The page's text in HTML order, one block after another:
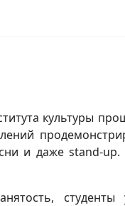
культуры
и даже stand-
студенты